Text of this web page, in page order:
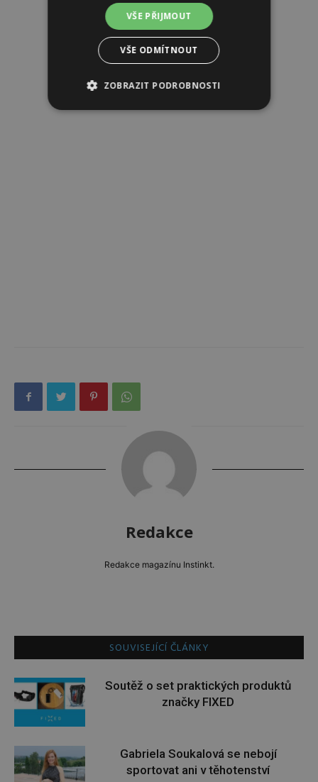
Reklama
Redakce
Redakce magazínu Instinkt.
SOUVISEJÍCÍ ČLÁNKY
Soutěž o set praktických produktů
značky FIXED
Gabriela Soukalová se nebojí
sportovat ani v těhotenství
VŠE PŘIJMOUT
VŠE ODMÍTNOUT
ZOBRAZIT PODROBNOSTI